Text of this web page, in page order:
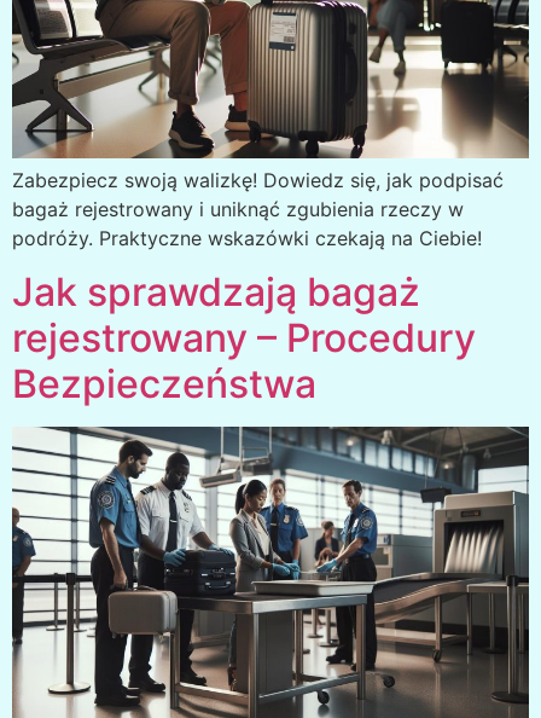
Zabezpiecz swoją walizkę! Dowiedz się, jak podpisać
bagaż rejestrowany i uniknąć zgubienia rzeczy w
podróży. Praktyczne wskazówki czekają na Ciebie!
Jak sprawdzają bagaż
rejestrowany – Procedury
Bezpieczeństwa